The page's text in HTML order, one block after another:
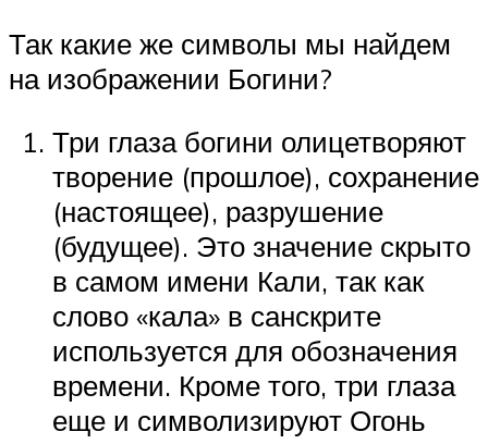
Так какие же символы мы найдем
на изображении Богини?
Три глаза богини олицетворяют
творение (прошлое), сохранение
(настоящее), разрушение
(будущее). Это значение скрыто
в самом имени Кали, так как
слово «кала» в санскрите
используется для обозначения
времени. Кроме того, три глаза
еще и символизируют Огонь